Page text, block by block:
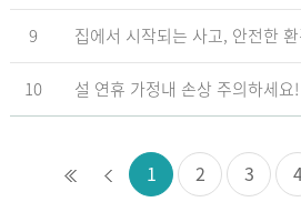
9
10 설 연휴 가정내 손상 주의하세요!
1 2 3